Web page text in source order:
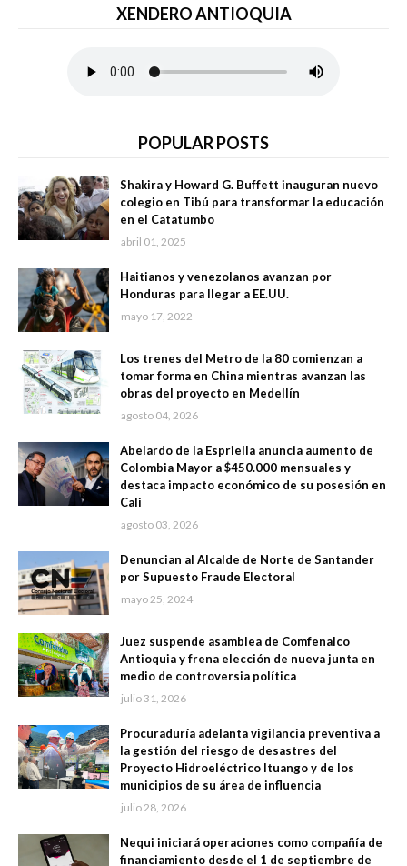
XENDERO ANTIOQUIA
POPULAR POSTS
Shakira y Howard G. Buffett inauguran nuevo
colegio en Tibú para transformar la educación
en el Catatumbo
abril 01, 2025
Haitianos y venezolanos avanzan por
Honduras para llegar a EE.UU.
mayo 17, 2022
Los trenes del Metro de la 80 comienzan a
tomar forma en China mientras avanzan las
obras del proyecto en Medellín
agosto 04, 2026
Abelardo de la Espriella anuncia aumento de
Colombia Mayor a $450.000 mensuales y
destaca impacto económico de su posesión en
Cali
agosto 03, 2026
Denuncian al Alcalde de Norte de Santander
por Supuesto Fraude Electoral
mayo 25, 2024
Juez suspende asamblea de Comfenalco
Antioquia y frena elección de nueva junta en
medio de controversia política
julio 31, 2026
Procuraduría adelanta vigilancia preventiva a
la gestión del riesgo de desastres del
Proyecto Hidroeléctrico Ituango y de los
municipios de su área de influencia
julio 28, 2026
Nequi iniciará operaciones como compañía de
financiamiento desde el 1 de septiembre de